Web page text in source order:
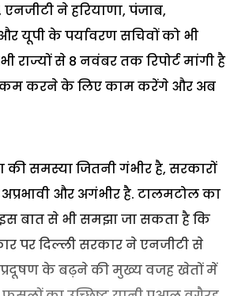
एनजीटी ने हरियाणा, पंजाब,
यूपी के पर्यावरण सचिवों को भी
से 8 नवंबर तक रिपोर्ट मांगी है
कम करने के लिए काम करेंगे और अब
की समस्या जितनी गंभीर है, सरकारों
और अगंभीर है. टालमटोल का
बात से भी समझा जा सकता है कि
पर दिल्ली सरकार ने एनजीटी से
प्रदूषण के बढ़ने की मुख्य वजह खेतों में